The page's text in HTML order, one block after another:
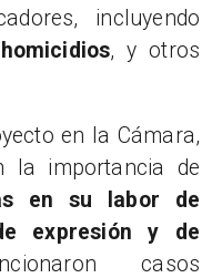
incluyendo
, y otros
en la Cámara,
la importancia de
en su labor de
expresión y de
casos